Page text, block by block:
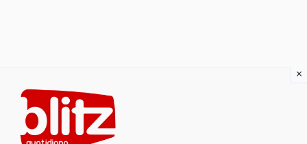
content
×